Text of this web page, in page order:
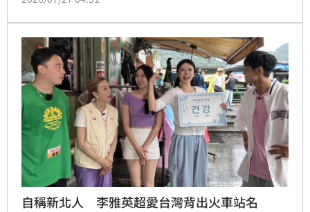
自稱新北人 李雅英超愛台灣背出火車站名